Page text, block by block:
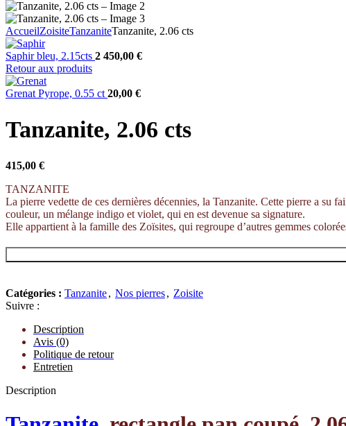
AccueilZoisiteTanzaniteTanzanite, 2.06 cts
Saphir bleu, 2.15cts 2 450,00 €
Retour aux produits
Grenat Pyrope, 0.55 ct 20,00 €
Tanzanite, 2.06 cts
415,00 €
TANZANITE
La pierre vedette de ces dernières décennies, la Tanzanite. Cette pierre a su
couleur, un mélange indigo et violet, qui en est devenue sa signature.
Elle appartient à la famille des Zoïsites, qui regroupe d’autres gemmes
Catégories : Tanzanite, Nos pierres, Zoisite
Suivre :
Description
Avis (0)
Politique de retour
Entretien
Description